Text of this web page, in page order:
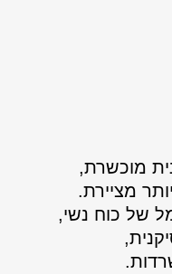
מוכשרת,
מציירת.
של כוח נשי,